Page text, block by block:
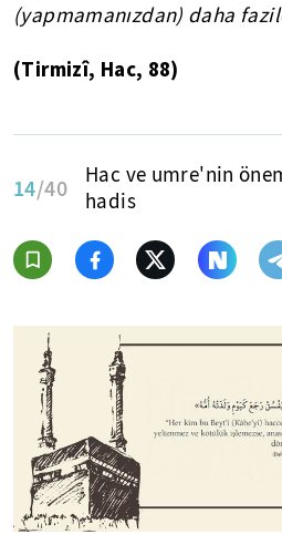
(yapmamanızdan) daha
(Tirmizî, Hac, 88)
14/40
Hac ve umre'nin
hadis